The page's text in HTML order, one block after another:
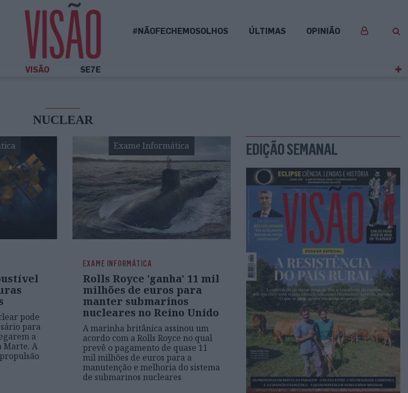
#NÃOFECHEMOSOLHOS ÚLTIMAS OPINIÃO
VISÃO SE7E
NUCLEAR
pode
para
a
Marte. A
Exame Informática
EXAME INFORMÁTICA
Rolls Royce 'ganha' 11 mil
milhões de euros para
manter submarinos
nucleares no Reino Unido
A marinha britânica assinou um
acordo com a Rolls Royce no qual
prevê o pagamento de quase 11
mil milhões de euros para a
manutenção e melhoria do sistema
de submarinos nucleares
EDIÇÃO SEMANAL